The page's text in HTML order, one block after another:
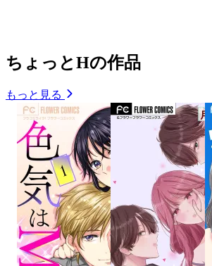
ちょっとHの作品
もっと見る